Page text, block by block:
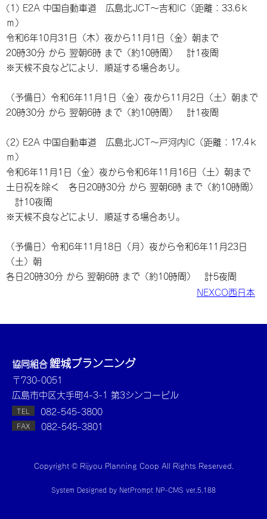
(1) E2A 中国自動車道 広島北JCT～吉和IC（距離：33.6ｋ
ｍ）
令和6年10月31日（木）夜から11月1日（金）朝まで
20時30分 から 翌朝6時 まで（約10時間） 計1夜間
※天候不良などにより、順延する場合あり。
（予備日）令和6年11月1日（金）夜から11月2日（土）朝まで
20時30分 から 翌朝6時 まで（約10時間） 計1夜間
(2) E2A 中国自動車道 広島北JCT～戸河内IC（距離：17.4ｋ
ｍ）
令和6年11月1日（金）夜から令和6年11月16日（土）朝まで
土日祝を除く 各日20時30分 から 翌朝6時 まで（約10時間）
計10夜間
※天候不良などにより、順延する場合あり。
（予備日）令和6年11月18日（月）夜から令和6年11月23日
（土）朝
各日20時30分 から 翌朝6時 まで（約10時間） 計5夜間
NEXCO西日本
協同組合鯉城プランニング
〒730-0051
広島市中区大手町4-3-1 第3シンコービル
TEL 082-545-3800
FAX 082-545-3801
Copyright © Rijyou Planning Coop All Rights Reserved.
System Designed by NetPrompt NP-CMS ver.5.188